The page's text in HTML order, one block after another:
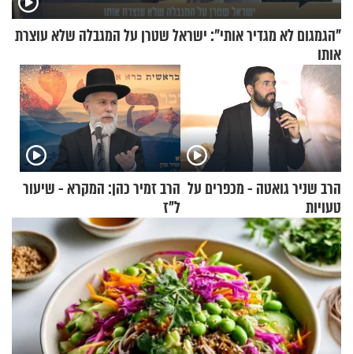
"הגמגום לא מגדיר אותי": ישראל שטרן על המגבלה שלא עוצרת
אותו
הרב שניר גואטה - מכפרים על
טעויות
הרב זמיר כהן: המקרא - שיעור
ל"ז